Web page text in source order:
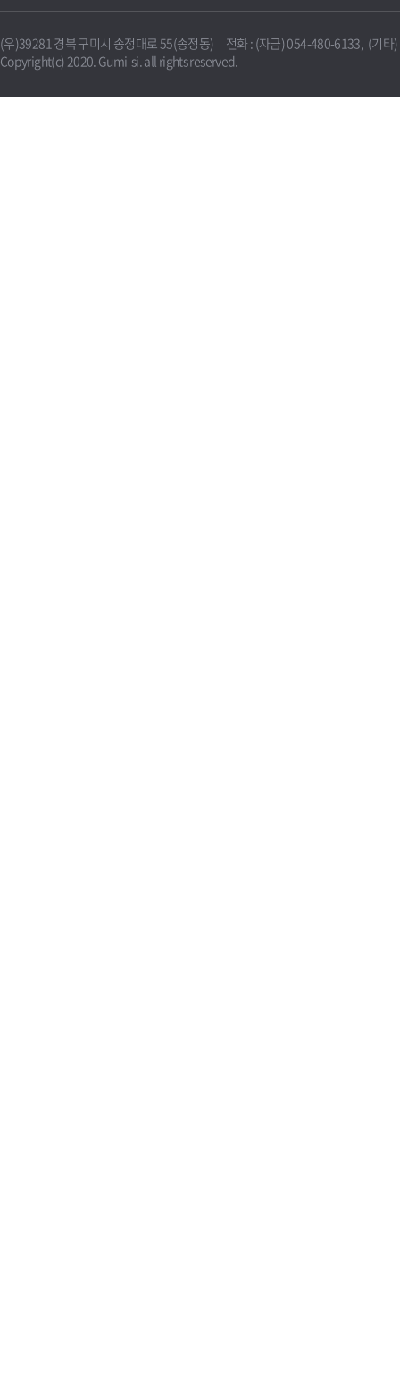
(우)39281 경북 구미시 송정대로 55(송정동) 전화 : (자금) 054-480-6133, (기타
Copyright(c) 2020. Gumi-si. all rights reserved.